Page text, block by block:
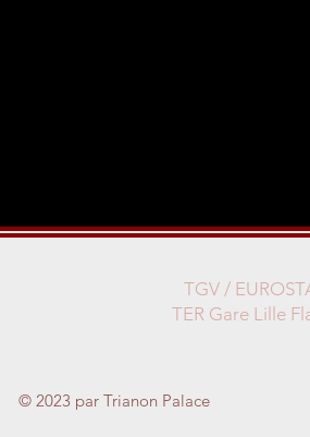
TGV /
TER Gare Lille
© 2023 par Trianon Palace